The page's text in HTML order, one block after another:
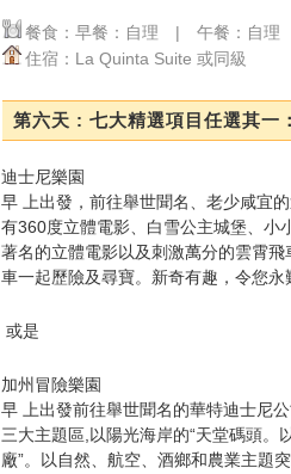
餐食：早餐：自理 | 午餐：自
住宿：La Quinta Suite 或同級
第六天 : 七大精選項目任選其一
迪士尼樂園
早 上出發，前往舉世聞名、老少咸宜
有360度立體電影、白雪公主城堡、小
著名的立體電影以及刺激萬分的雲霄
車一起歷險及尋寶。新奇有趣，令您永
或是
加州冒險樂園
早 上出發前往舉世聞名的華特迪士尼
三大主題區,以陽光海岸的“天堂碼頭。
廠”。以自然、航空、酒鄉和農業主題